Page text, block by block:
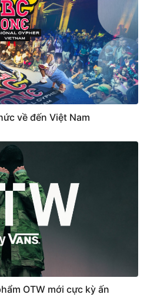
về đến Việt Nam
OTW mới cực kỳ ấn